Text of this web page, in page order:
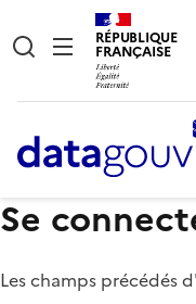
RÉPUBLIQUE
FRANÇAISE
Se
Les champs précédés